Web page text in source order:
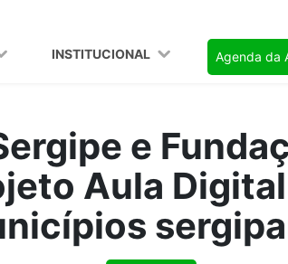
INSTITUCIONAL Agenda da
e
Aula